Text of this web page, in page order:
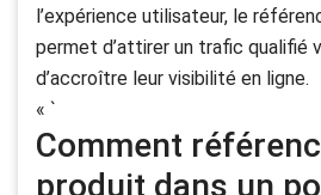
l’expérience utilisateur, le
permet d’attirer un trafic qualifié
d’accroître leur visibilité en ligne.
« `
Comment
produit dans un